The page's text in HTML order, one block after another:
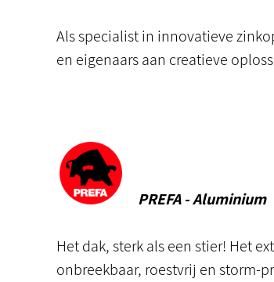
Als specialist in innovatieve
en eigenaars aan creatieve
PREFA - Aluminium
Het dak, sterk als een stier! Het
onbreekbaar, roestvrij en storm-